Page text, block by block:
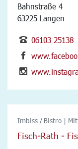
Bahnstraße 4
63225 Langen
06103 25138
Imbiss / Bistro |
Fisch-Rath -